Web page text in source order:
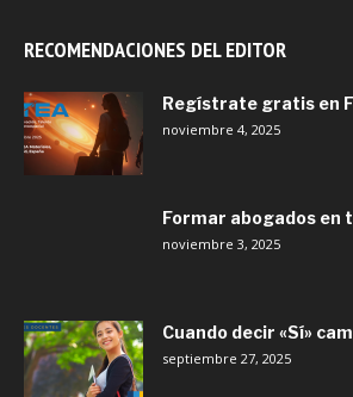
RECOMENDACIONES DEL EDITOR
Regístrate gratis en
noviembre 4, 2025
Formar abogados en
noviembre 3, 2025
Cuando decir «Sí»
septiembre 27, 2025